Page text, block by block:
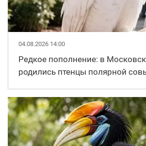
04.08.2026 14:00
Редкое пополнение: в
родились птенцы полярной